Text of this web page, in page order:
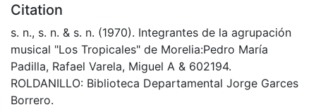
Citation
s. n., s. n. & s. n. (1970). Integrantes de la agrupación
musical "Los Tropicales" de Morelia:Pedro María
Padilla, Rafael Varela, Miguel A & 602194.
ROLDANILLO: Biblioteca Departamental Jorge Garces
Borrero.